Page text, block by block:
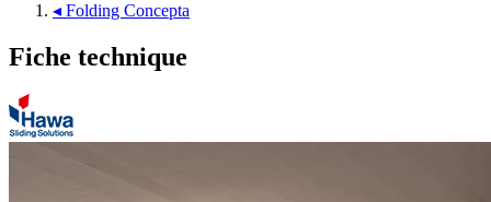
◂ Folding Concepta
Fiche technique